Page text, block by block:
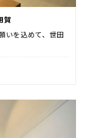
賀
いを込めて、世田